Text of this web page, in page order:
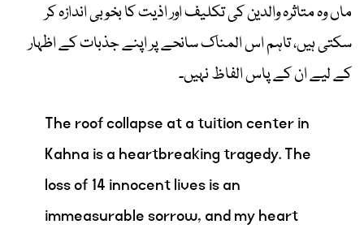
ماں وہ متاثرہ والدین کی تکلیف اور اذیت کا بخوبی اندازہ کر
سکتی ہیں، تاہم اس المناک سانحے پر اپنے جذبات کے اظہار
کے لیے ان کے پاس الفاظ نہیں۔
The roof collapse at a tuition center in
Kahna is a heartbreaking tragedy. The
loss of 14 innocent lives is an
immeasurable sorrow, and my heart